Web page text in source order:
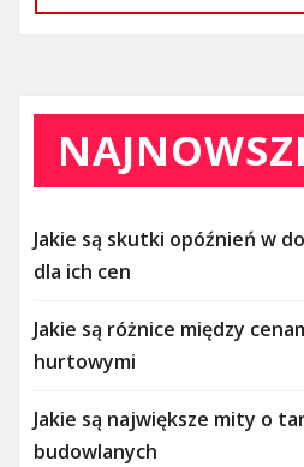
Jakie są skutki opóźnień w
dla ich cen
Jakie są różnice między
hurtowymi
Jakie są największe mity o
budowlanych